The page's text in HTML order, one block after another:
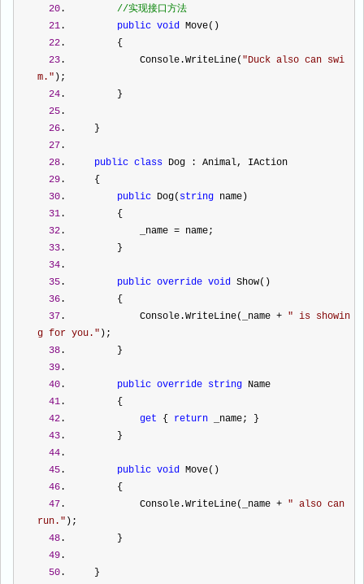
20. //实现接口方法
21. public void Move()
22.         {
23.             Console.WriteLine( "Duck also can swi
m. " );
24.         }
25.
26.     }
27.
28. public class Dog : Animal, IAction
29.     {
30. public Dog( string name)
31.         {
32.             _name = name;
33.         }
34.
35. public override void Show()
36.         {
37.             Console.WriteLine(_name + " is showin
g for you. " );
38.         }
39.
40. public override string Name
41.         {
42. get { return _name; }
43.         }
44.
45. public void Move()
46.         {
47.             Console.WriteLine(_name + " also can
run. " );
48.         }
49.
50.     }